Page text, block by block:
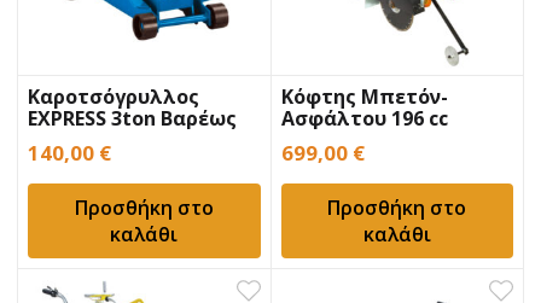
Καροτσόγρυλλος
EXPRESS 3ton Βαρέως
Τύπου
140,00 €
Προσθήκη στο
καλάθι
Κόφτης Μπετόν-
Ασφάλτου 196 cc
EXPRESS Βενζίνης
699,00 €
Προσθήκη στο
καλάθι